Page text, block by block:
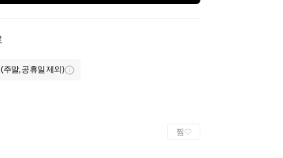
주말, 공휴일 제외)
찜